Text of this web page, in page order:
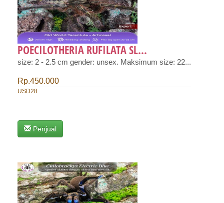
POECILOTHERIA RUFILATA SL...
size: 2 - 2.5 cm gender: unsex. Maksimum size: 22...
Rp.450.000
USD28
Penjual